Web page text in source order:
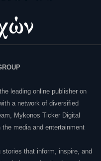
leading online publisher on
a network of diversified
Mykonos Ticker Digital
media and entertainment
that inform, inspire, and